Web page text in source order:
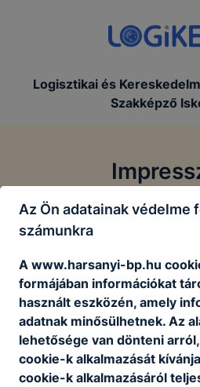
Logisztikai és
Szakképző
Főoldal / Impresszum
Az Ön adatainak védelme
számunkra
A www.harsanyi-bp.hu
formájában információkat
használt eszközén, amely
adatnak minősülhetnek. Az
lehetősége van dönteni
cookie-k alkalmazását
cookie-k alkalmazásáról